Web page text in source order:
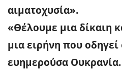
αιματοχυσία».
«Θέλουμε μια δίκαιη
μια ειρήνη που
ευημερούσα Ουκρανία.